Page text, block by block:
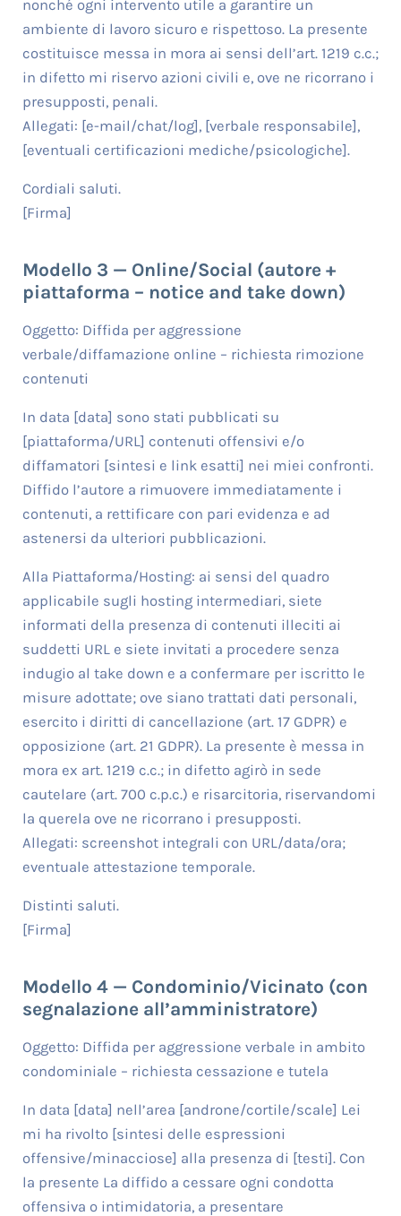
nonché ogni intervento utile a garantire un
ambiente di lavoro sicuro e rispettoso. La presente
costituisce messa in mora ai sensi dell’art. 1219 c.c.;
in difetto mi riservo azioni civili e, ove ne ricorrano i
presupposti, penali.
Allegati: [e-mail/chat/log], [verbale responsabile],
[eventuali certificazioni mediche/psicologiche].
Cordiali saluti.
[Firma]
Modello 3 — Online/Social (autore +
piattaforma – notice and take down)
Oggetto: Diffida per aggressione
verbale/diffamazione online – richiesta rimozione
contenuti
In data [data] sono stati pubblicati su
[piattaforma/URL] contenuti offensivi e/o
diffamatori [sintesi e link esatti] nei miei confronti.
Diffido l’autore a rimuovere immediatamente i
contenuti, a rettificare con pari evidenza e ad
astenersi da ulteriori pubblicazioni.
Alla Piattaforma/Hosting: ai sensi del quadro
applicabile sugli hosting intermediari, siete
informati della presenza di contenuti illeciti ai
suddetti URL e siete invitati a procedere senza
indugio al take down e a confermare per iscritto le
misure adottate; ove siano trattati dati personali,
esercito i diritti di cancellazione (art. 17 GDPR) e
opposizione (art. 21 GDPR). La presente è messa in
mora ex art. 1219 c.c.; in difetto agirò in sede
cautelare (art. 700 c.p.c.) e risarcitoria, riservandomi
la querela ove ne ricorrano i presupposti.
Allegati: screenshot integrali con URL/data/ora;
eventuale attestazione temporale.
Distinti saluti.
[Firma]
Modello 4 — Condominio/Vicinato (con
segnalazione all’amministratore)
Oggetto: Diffida per aggressione verbale in ambito
condominiale – richiesta cessazione e tutela
In data [data] nell’area [androne/cortile/scale] Lei
mi ha rivolto [sintesi delle espressioni
offensive/minacciose] alla presenza di [testi]. Con
la presente La diffido a cessare ogni condotta
offensiva o intimidatoria, a presentare